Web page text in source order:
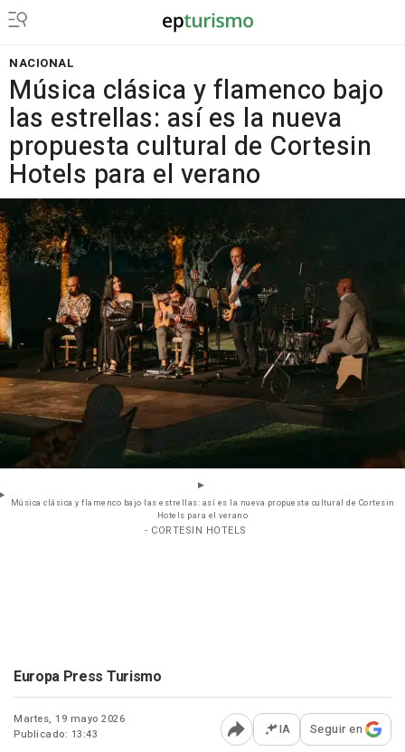
NACIONAL
Música clásica y flamenco bajo
las estrellas: así es la nueva
propuesta cultural de Cortesin
Hotels para el verano
Música clásica y flamenco bajo las estrellas: así es la nueva propuesta cultural de Cortesin
Hotels para el verano
- CORTESIN HOTELS
Europa Press Turismo
Martes, 19 mayo 2026
Publicado: 13:43
Abrir opciones para
IA Seguir en